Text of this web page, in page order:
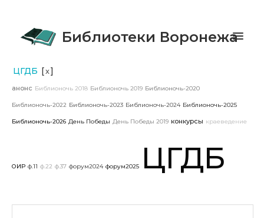
Библиотеки Воронежа
ЦГДБ [x]
анонс Библионочь 2018 Библионочь 2019 Библионочь-2020
Библионочь-2022 Библионочь-2023 Библионочь-2024 Библионочь-2025
Библионочь-2026 День Победы День Победы 2019 конкурсы краеведение
ОИР ф.11 ф.22 ф.37 форум2024 форум2025 ЦГДБ